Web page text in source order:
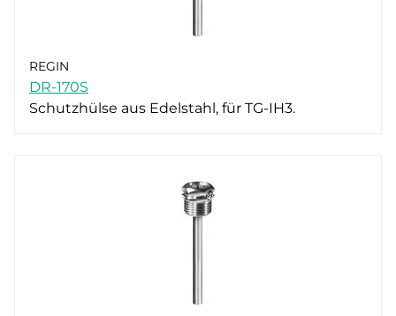
REGIN
DR-170S
Schutzhülse aus Edelstahl, für TG-IH3.